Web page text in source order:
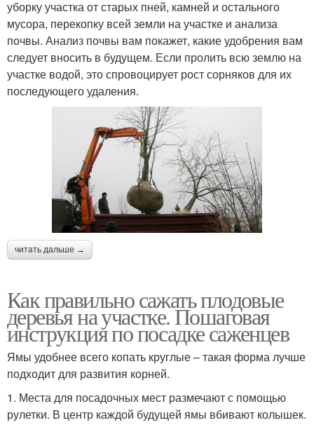
уборку участка от старых пней, камней и остального
мусора, перекопку всей земли на участке и анализа
почвы. Анализ почвы вам покажет, какие удобрения вам
следует вносить в будущем. Если пролить всю землю на
участке водой, это спровоцирует рост сорняков для их
последующего удаления.
читать дальше →
Как правильно сажать плодовые
деревья на участке. Пошаговая
инструкция по посадке саженцев
Ямы удобнее всего копать круглые – такая форма лучше
подходит для развития корней.
1. Места для посадочных мест размечают с помощью
рулетки. В центр каждой будущей ямы вбивают колышек.